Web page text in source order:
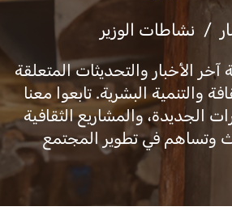
نشاطات الوزير
الأخبار والتحديثات المتعلقة
والتنمية البشرية. تابعوا معنا
الجديدة، والمشاريع الثقافية
وتساهم في تطوير المجتمع